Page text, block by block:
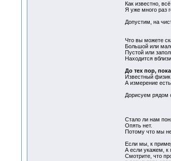
Как известно,
Я уже много раз
Допустим, на
Что вы можете
Большой или
Пустой или
Находится
До тех пор,
Известный
А измерение
Дорисуем рядом
Стало ли нам
Опять нет.
Потому что мы
Если мы, к
А если укажем, к
Смотрите, что